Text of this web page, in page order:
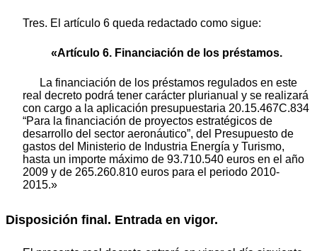
Tres. El artículo 6 queda redactado como sigue:
«Artículo 6. Financiación de los préstamos.
La financiación de los préstamos regulados en este
real decreto podrá tener carácter plurianual y se realizará
con cargo a la aplicación presupuestaria 20.15.467C.834
“Para la financiación de proyectos estratégicos de
desarrollo del sector aeronáutico”, del Presupuesto de
gastos del Ministerio de Industria Energía y Turismo,
hasta un importe máximo de 93.710.540 euros en el año
2009 y de 265.260.810 euros para el periodo 2010-
2015.»
Disposición final. Entrada en vigor.